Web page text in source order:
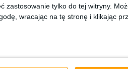
zastosowanie tylko do tej witryny.
wracając na tę stronę i klikając
bardzo dobrze, ma
jakość snu, mierzy tętno
nie dostał) aktualizację do
też jeszcze można się